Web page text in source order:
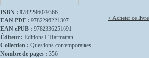
ISBN : 9782296079366
EAN PDF : 9782296221307
EAN ePUB : 9782336251691
Éditeur : Editions L'Harmattan
Collection : Questions contemporaines
Nombre de pages : 356
> Acheter ce livre